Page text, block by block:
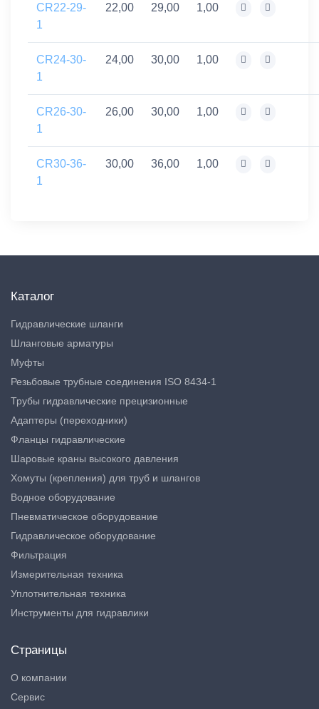
CR22-29-
1
22,00 29,00 1,00
CR24-30-
1
24,00 30,00 1,00
CR26-30-
1
26,00 30,00 1,00
CR30-36-
1
30,00 36,00 1,00
Каталог
Гидравлические шланги
Шланговые арматуры
Муфты
Резьбовые трубные соединения ISO 8434-1
Трубы гидравлические прецизионные
Адаптеры (переходники)
Фланцы гидравлические
Шаровые краны высокого давления
Хомуты (крепления) для труб и шлангов
Водное оборудование
Пневматическое оборудование
Гидравлическое оборудование
Фильтрация
Измерительная техника
Уплотнительная техника
Инструменты для гидравлики
Страницы
О компании
Сервис